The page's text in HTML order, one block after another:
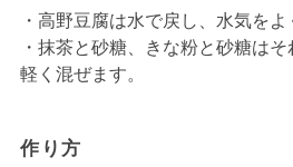
・高野豆腐は水で戻し、水気をよ
・抹茶と砂糖、きな粉と砂糖は
軽く混ぜます。
作り方